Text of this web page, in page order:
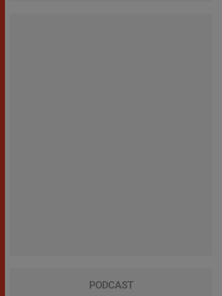
PODCAST